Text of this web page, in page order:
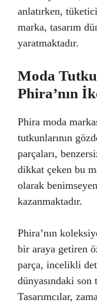
anlatırken,
marka, tasarım
yaratmaktadır.
Moda
Phira’nın
Phira moda
tutkunlarının
parçaları,
dikkat çeken bu
olarak
kazanmaktadır.
Phira’nın
bir araya getiren
parça, incelikli
dünyasındaki son
Tasarımcılar,